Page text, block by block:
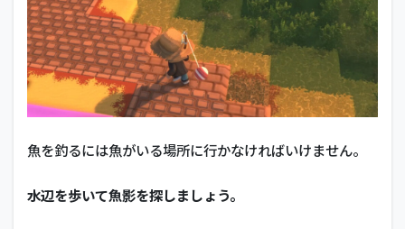
魚を釣るには魚がいる場所に行かなければいけません。
水辺を歩いて魚影を探しましょう。